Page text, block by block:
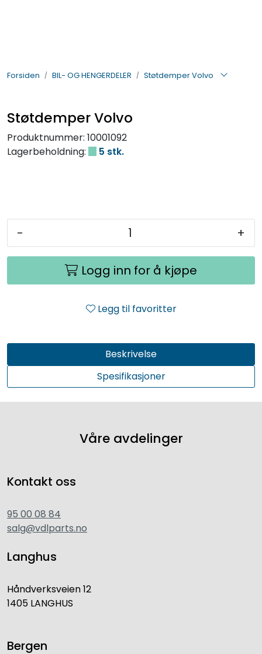
Forsiden BIL- OG HENGERDELER Støtdemper Volvo
Støtdemper Volvo
Produktnummer: 10001092
Lagerbeholdning:
5 stk.
- +
Logg inn for å kjøpe
Legg til favoritter
Beskrivelse
Spesifikasjoner
Våre avdelinger
Kontakt oss
95 00 08 84
salg@vdlparts.no
Langhus
Håndverksveien 12
1405 LANGHUS
Bergen
ELEKTRISK
VERKTØY OG REKVISITA
PÅBYGG OG CHASSIS